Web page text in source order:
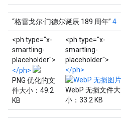
“格雷戈尔·门德尔诞辰 189 周年” 4
<ph type="x-
smartling-
placeholder">
</ph>
PNG 优化的文
件大小：49.2
KB
<ph type="x-
smartling-
placeholder">
</ph>
WebP 无损文件大
小：33.2 KB